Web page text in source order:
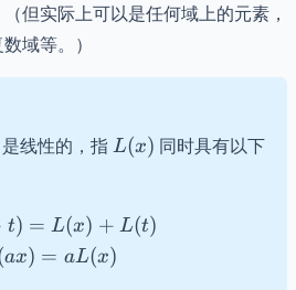
但实际上可以是任何域上的元素，
域等。）
是线性的，指 L(x)
L(x) 同时具有以下
t) = L(x) + L(t)
ax) = aL(x)